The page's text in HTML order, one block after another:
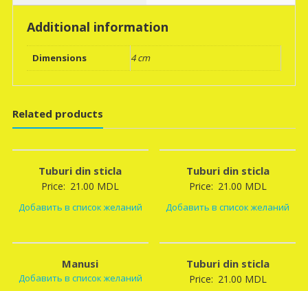
Additional information
Dimensions 4 cm
Related products
Tuburi din sticla
Price: 21.00 MDL
Добавить в список желаний
Tuburi din sticla
Price: 21.00 MDL
Добавить в список желаний
Manusi
Добавить в список желаний
Tuburi din sticla
Price: 21.00 MDL